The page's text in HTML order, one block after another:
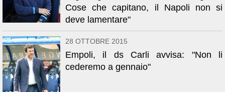
Cose che capitano, il Napoli non si
deve lamentare"
28 OTTOBRE 2015
Empoli, il ds Carli avvisa: "Non li
cederemo a gennaio"